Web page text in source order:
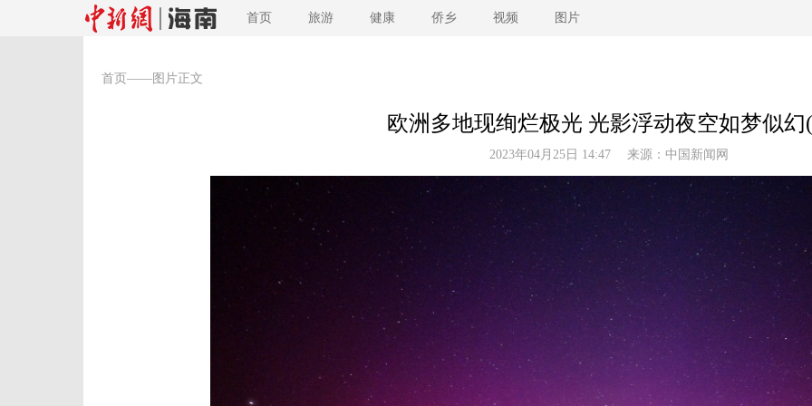
首页 旅游 健康 侨乡 视频 图片
首页 ——图片正文
欧洲多地现绚烂极光 光影浮动夜空如梦似幻
2023年04月25日 14:47 来源： 中国新闻网